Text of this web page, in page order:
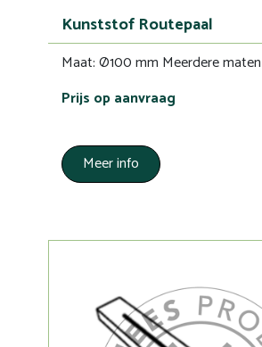
Kunststof Routepaal
Maat: Ø100 mm Meerdere
Prijs op aanvraag
Meer info